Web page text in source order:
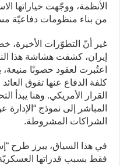
الأنظمة، ووجّهت خياراتها
من بناء منظومات دفاعيّة
غير أنّ التطوّرات
إيران، كشفت هشاشة هذا
اعتُبرت لعقود حصونًا
كلفة الدفاع عنها تفوق
القرار الأمريكي. وهنا يبدأ
المباشر إلى نموذج “الإدارة
الشراكات المشروطة.
في هذا السياق، يبرز طرح
فقط بسبب قدراتها العسكريّة